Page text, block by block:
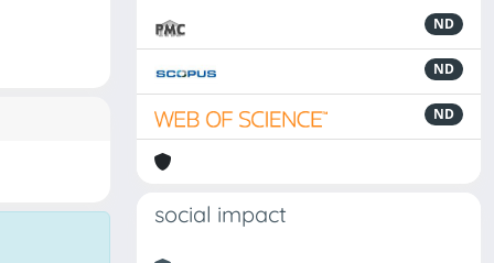
ND
ND
ND
social impact